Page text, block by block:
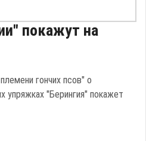
покажут на
гончих псов" о
упряжках "Берингия" покажет